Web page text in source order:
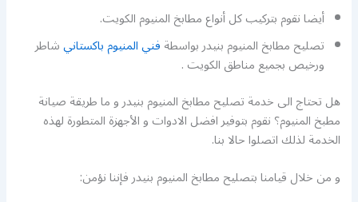
أيضا نقوم بتركيب كل أنواع مطابخ المنيوم الكويت.
تصليح مطابخ المنيوم بنيدر بواسطةفني المنيوم باكستانيشاطر
ورخيص بجميع مناطق الكويت .
هل تحتاج الى خدمة تصليح مطابخ المنيوم بنيدر و ما طريقة صيانة
مطبخ المنيوم؟ نقوم بتوفير افضل الادوات و الأجهزة المتطورة لهذه
الخدمة لذلك اتصلوا حالا بنا.
و من خلال قيامنا بتصليح مطابخ المنيوم بنيدر فإننا نؤمن: